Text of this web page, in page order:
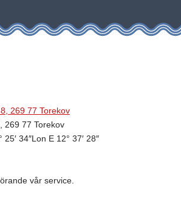
269 77 Torekov
269 77 Torekov
25′ 34″Lon E 12° 37′ 28″
vår service.